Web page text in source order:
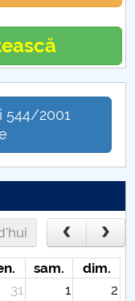
544/2001
sam.
dim.
31 1 2